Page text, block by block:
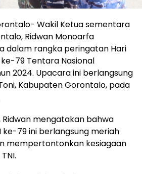
Wakil Ketua sementara
Ridwan Monoarfa
dalam rangka peringatan Hari
79 Tentara Nasional
2024. Upacara ini berlangsung
Kabupaten Gorontalo, pada
mengatakan bahwa
ke-79 ini berlangsung meriah
mempertontonkan kesiagaan